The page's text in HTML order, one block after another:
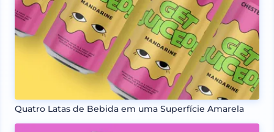
Quatro Latas de Bebida em uma Superfície Amarela